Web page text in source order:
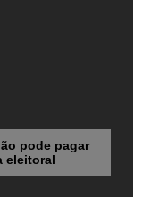
pode pagar
eleitoral